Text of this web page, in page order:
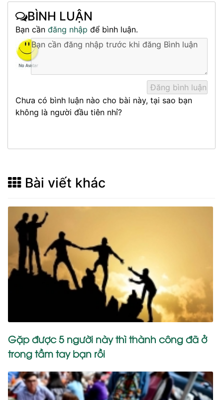
BÌNH LUẬN
Bạn cần đăng nhập để bình luận.
Chưa có bình luận nào cho bài này, tại sao bạn
không là người đầu tiên nhỉ?
Bài viết khác
Gặp được 5 người này thì thành công đã ở
trong tầm tay bạn rồi